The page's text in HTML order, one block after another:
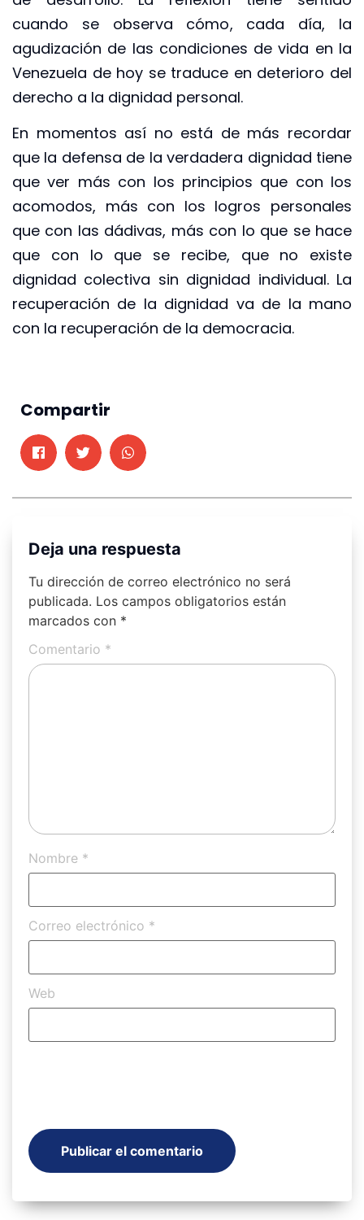
cuando se observa cómo, cada día, la
agudización de las condiciones de vida en la
Venezuela de hoy se traduce en deterioro del
derecho a la dignidad personal.
En momentos así no está de más recordar
que la defensa de la verdadera dignidad tiene
que ver más con los principios que con los
acomodos, más con los logros personales
que con las dádivas, más con lo que se hace
que con lo que se recibe, que no existe
dignidad colectiva sin dignidad individual. La
recuperación de la dignidad va de la mano
con la recuperación de la democracia.
Compartir
Deja una respuesta
Tu dirección de correo electrónico no será
publicada. Los campos obligatorios están
marcados con *
Comentario *
Nombre *
Correo electrónico *
Web